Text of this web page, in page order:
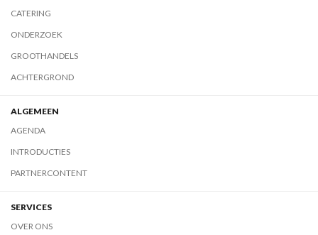
CATERING
ONDERZOEK
GROOTHANDELS
ACHTERGROND
ALGEMEEN
AGENDA
INTRODUCTIES
PARTNERCONTENT
SERVICES
OVER ONS